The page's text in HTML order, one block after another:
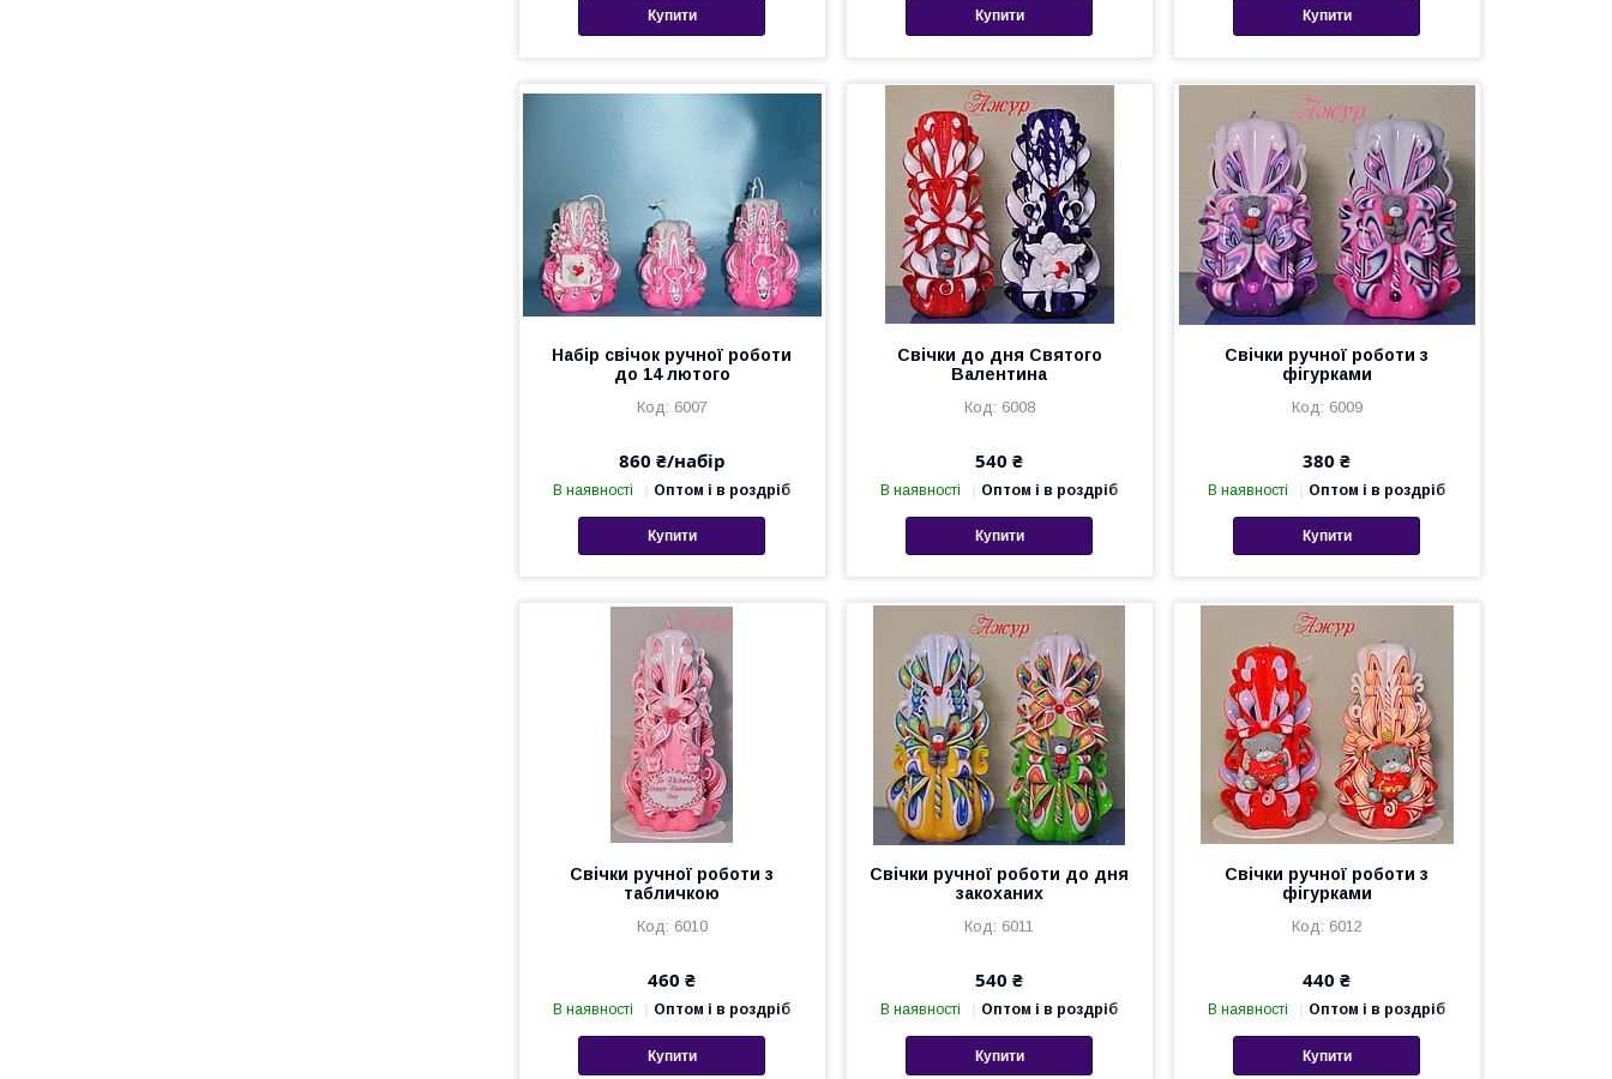
Купити Купити Купити
Набір свічок ручної роботи
до 14 лютого
6007
860 ₴/набір
В наявності Оптом і в роздріб
Купити
Свічки до дня Святого
Валентина
6008
540 ₴
В наявності Оптом і в роздріб
Купити
Свічки ручної роботи з
фігурками
6009
380 ₴
В наявності Оптом і в роздріб
Купити
Свічки ручної роботи з
табличкою
6010
460 ₴
В наявності Оптом і в роздріб
Купити
Свічки ручної роботи до дня
закоханих
6011
540 ₴
В наявності Оптом і в роздріб
Купити
Свічки ручної роботи з
фігурками
6012
440 ₴
В наявності Оптом і в роздріб
Купити